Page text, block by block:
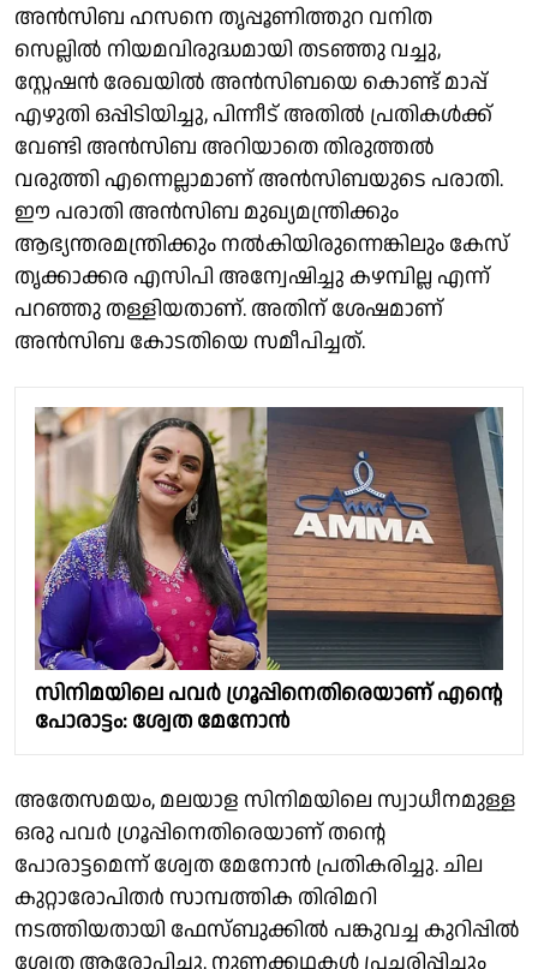
അൻസിബ ഹസനെ തൃപ്പൂണിത്തുറ വനിത
സെല്ലിൽ നിയമവിരുദ്ധമായി തടഞ്ഞു വച്ചു,
സ്റ്റേഷൻ രേഖയിൽ അൻസിബയെ കൊണ്ട് മാപ്പ്
എഴുതി ഒപ്പിടിയിച്ചു, പിന്നീട് അതിൽ പ്രതികൾക്ക്
വേണ്ടി അൻസിബ അറിയാതെ തിരുത്തൽ
വരുത്തി എന്നെല്ലാമാണ് അൻസിബയുടെ പരാതി.
ഈ പരാതി അൻസിബ മുഖ്യമന്ത്രിക്കും
ആഭ്യന്തരമന്ത്രിക്കും നൽകിയിരുന്നെങ്കിലും കേസ്
തൃക്കാക്കര എസിപി അന്വേഷിച്ചു കഴമ്പില്ല എന്ന്
പറഞ്ഞു തള്ളിയതാണ്. അതിന് ശേഷമാണ്
അൻസിബ കോടതിയെ സമീപിച്ചത്.
സിനിമയിലെ പവർ ഗ്രൂപ്പിനെതിരെയാണ് എൻ്റെ
പോരാട്ടം: ശ്വേത മേനോൻ
അതേസമയം, മലയാള സിനിമയിലെ സ്വാധീനമുള്ള
ഒരു പവർ ഗ്രൂപ്പിനെതിരെയാണ് തൻ്റെ
പോരാട്ടമെന്ന് ശ്വേത മേനോൻ പ്രതികരിച്ചു. ചില
കുറ്റാരോപിതർ സാമ്പത്തിക തിരിമറി
നടത്തിയതായി ഫേസ്ബുക്കിൽ പങ്കുവച്ച കുറിപ്പിൽ
ശ്വേത ആരോപിച്ചു. നുണക്കഥകൾ പ്രചരിപ്പിച്ചും